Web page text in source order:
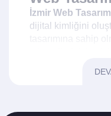
İzmir Web
dijital kimliğini
tasarımına sahip
nedenle etkileyici
ziyaretçilerin